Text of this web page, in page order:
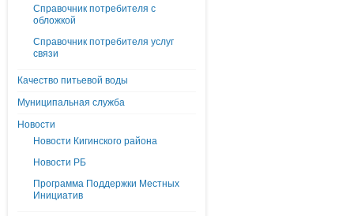
Справочник потребителя с
обложкой
Справочник потребителя услуг
связи
Качество питьевой воды
Муниципальная служба
Новости
Новости Кигинского района
Новости РБ
Программа Поддержки Местных
Инициатив